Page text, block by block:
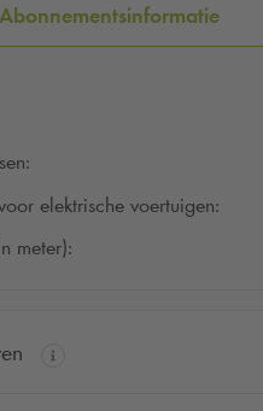
Abonnementsinformatie
elektrische voertuigen:
meter):